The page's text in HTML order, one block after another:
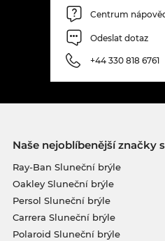
Centrum
Odeslat dotaz
+44 330 818 6761
Naše nejoblíbenější značky
Ray-Ban Sluneční brýle
Oakley Sluneční brýle
Persol Sluneční brýle
Carrera Sluneční brýle
Polaroid Sluneční brýle